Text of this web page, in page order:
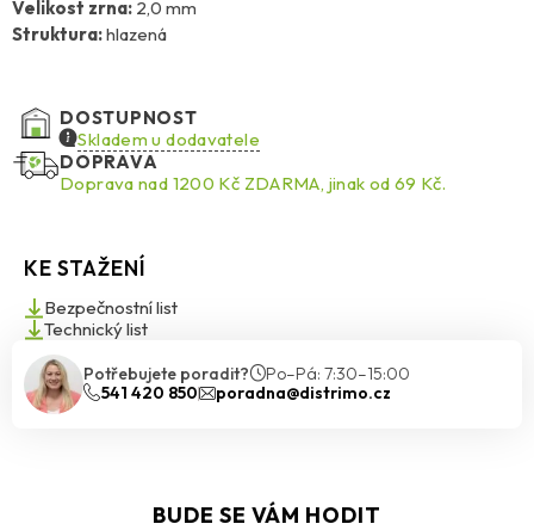
podmínkách a odolná proti různým povětrnostním vlivům.
barvě. Omítka Ceresit CT 76 je vhodná pro vytváření
tenkovrstvých dekorativních omítek na betonových podkladech,
tradičních omítkách, sádrových podkladech, dřevotřískových
nebo sádrokartonových deskách a dalších podkladech. Je také
použití desek z polystyrénu nebo minerální vlny. Je ideální pro
použití na místech, kde je nežádoucí vysoká paropropustnost.
Díky speciálním přísadám má omítka Ceresit CT 76 schopnost
„samouzavření“ trhlin na povrchu a zvýšené množství UV
absorbérů poskytuje perfektní barevnou stálost. Více informací
naleznete v technickém listu, který je dostupný v sekci ke stažení.
Velikost zrna: 2,0 mm
Struktura:hlazená
DOSTUPNOST
Skladem u dodavatele
DOPRAVA
Doprava nad 1200 Kč ZDARMA, jinak od 69 Kč.
KE STAŽENÍ
Bezpečnostní list
Technický list
Potřebujete poradit?
Po–Pá: 7:30–15:00
541 420 850
poradna@distrimo.cz
BUDE SE VÁM HODIT